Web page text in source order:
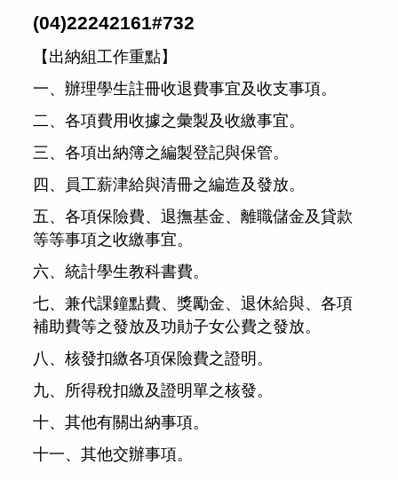
(04)22242161#732
【出納組工作重點】
一、辦理學生註冊收退費事宜及收支事項。
二、各項費用收據之彙製及收繳事宜。
三、各項出納簿之編製登記與保管。
四、員工薪津給與清冊之編造及發放。
五、各項保險費、退撫基金、離職儲金及貸款
等等事項之收繳事宜。
六、統計學生教科書費。
七、兼代課鐘點費、獎勵金、退休給與、各項
補助費等之發放及功勛子女公費之發放。
八、核發扣繳各項保險費之證明。
九、所得稅扣繳及證明單之核發。
十、其他有關出納事項。
十一、其他交辦事項。